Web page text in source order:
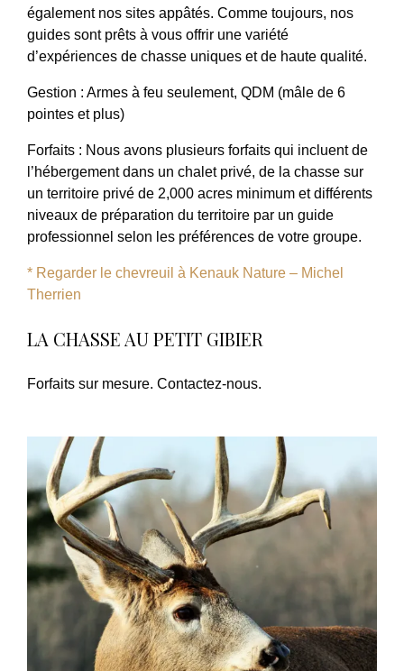
également nos sites appâtés. Comme toujours, nos
guides sont prêts à vous offrir une variété
d’expériences de chasse uniques et de haute qualité.
Gestion : Armes à feu seulement, QDM (mâle de 6
pointes et plus)
Forfaits : Nous avons plusieurs forfaits qui incluent de
l’hébergement dans un chalet privé, de la chasse sur
un territoire privé de 2,000 acres minimum et différents
niveaux de préparation du territoire par un guide
professionnel selon les préférences de votre groupe.
* Regarder le chevreuil à Kenauk Nature – Michel
Therrien
LA CHASSE AU PETIT GIBIER
Forfaits sur mesure. Contactez-nous.